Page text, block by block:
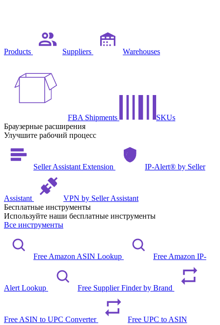
Products Suppliers Warehouses
FBA Shipments
SKUs
Браузерные расширения
Улучшите рабочий процесс
Seller Assistant Extension IP-Alert® by Seller
Assistant
VPN by Seller Assistant
Бесплатные инструменты
Используйте наши бесплатные инструменты
Все инструменты
Free Amazon ASIN Lookup Free Amazon IP-
Alert Lookup Free Supplier Finder by Brand
Free ASIN to UPC Converter Free UPC to ASIN